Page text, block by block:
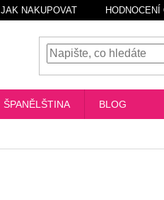
JAK NAKUPOVAT HODNOCENÍ
ŠPANĚLŠTINA BLOG